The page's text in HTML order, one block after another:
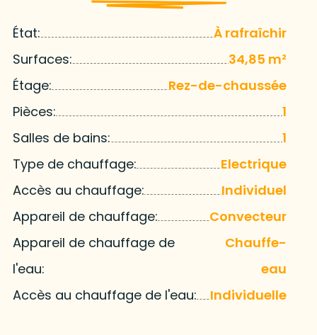
État:
À rafraîchir
Surfaces:
34,85 m²
Étage:
Rez-de-chaussée
Pièces:
1
Salles de bains:
1
Type de chauffage:
Electrique
Accès au chauffage:
Individuel
Appareil de chauffage:
Convecteur
Appareil de chauffage de
l'eau:
Chauffe-
eau
Accès au chauffage de l'eau:
Individuelle